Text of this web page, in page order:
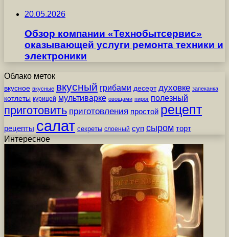
20.05.2026
Обзор компании «Технобытсервис»
оказывающей услуги ремонта техники и
электроники
Облако меток
вкусное вкусные вкусный грибами десерт духовке запеканка
котлеты курицей мультиварке овощами пирог полезный
приготовить приготовления простой рецепт
рецепты салат секреты слоеный суп сыром торт
Интересное